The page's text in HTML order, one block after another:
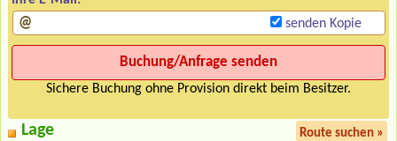
senden Kopie
Sichere Buchung ohne Provision direkt beim Besitzer.
Lage Route suchen »